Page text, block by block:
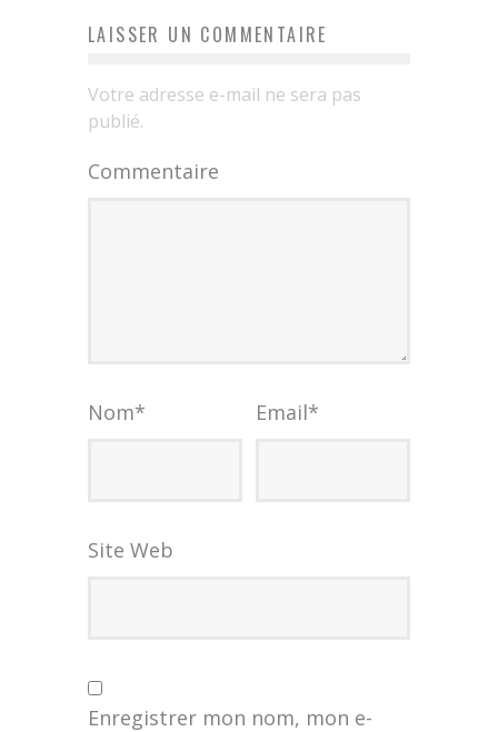
LAISSER UN COMMENTAIRE
Votre adresse e-mail ne sera pas
publié.
Commentaire
Nom* Email*
Site Web
Enregistrer mon nom, mon e-